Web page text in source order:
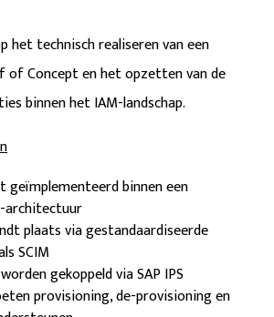
het technisch realiseren van een
of Concept en het opzetten van de
binnen het IAM-landschap.
binnen een
architectuur
plaats via gestandaardiseerde
SCIM
gekoppeld via SAP IPS
provisioning, de-provisioning en